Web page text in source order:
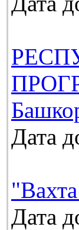
Дата
Дата